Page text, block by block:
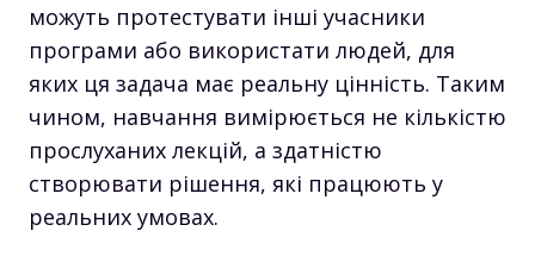
можуть протестувати інші учасники
програми або використати людей, для
яких ця задача має реальну цінність. Таким
чином, навчання вимірюється не кількістю
прослуханих лекцій, а здатністю
створювати рішення, які працюють у
реальних умовах.